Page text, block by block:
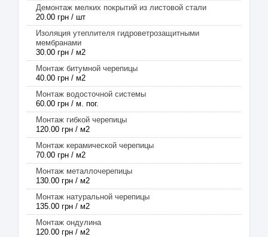
Демонтаж мелких покрытий из листовой стали
20.00 грн / шт
Изоляция утеплителя гидроветрозащитными
мембранами
30.00 грн / м2
Монтаж битумной черепицы
40.00 грн / м2
Монтаж водосточной системы
60.00 грн / м. пог.
Монтаж гибкой черепицы
120.00 грн / м2
Монтаж керамической черепицы
70.00 грн / м2
Монтаж металлочерепицы
130.00 грн / м2
Монтаж натуральной черепицы
135.00 грн / м2
Монтаж ондулина
120.00 грн / м2